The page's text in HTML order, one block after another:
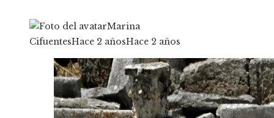
Marina
CifuentesHace 2 añosHace 2 años